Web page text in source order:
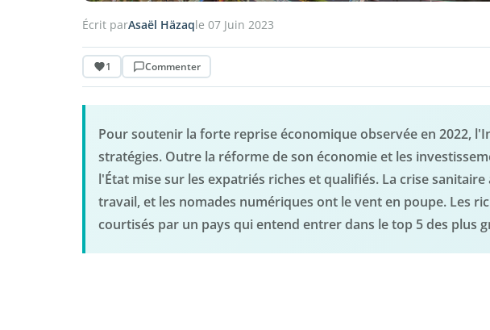
Écrit parAsaël Häzaqle 07 Juin 2023
1 Commenter
Pour soutenir la forte reprise économique observée en 2022,
stratégies. Outre la réforme de son économie et les
l'État mise sur les expatriés riches et qualifiés. La crise
travail, et les nomades numériques ont le vent en poupe. Les
courtisés par un pays qui entend entrer dans le top 5 des plus